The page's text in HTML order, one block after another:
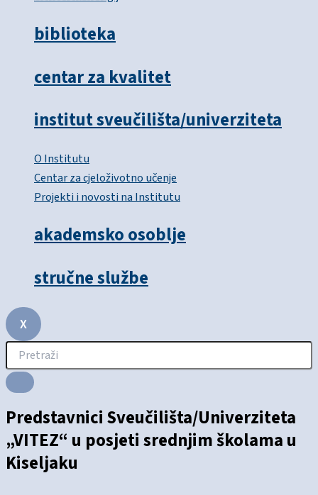
biblioteka
centar za kvalitet
institut sveučilišta/univerziteta
O Institutu
Centar za cjeloživotno učenje
Projekti i novosti na Institutu
akademsko osoblje
stručne službe
X
Predstavnici Sveučilišta/Univerziteta
„VITEZ“ u posjeti srednjim školama u
Kiseljaku